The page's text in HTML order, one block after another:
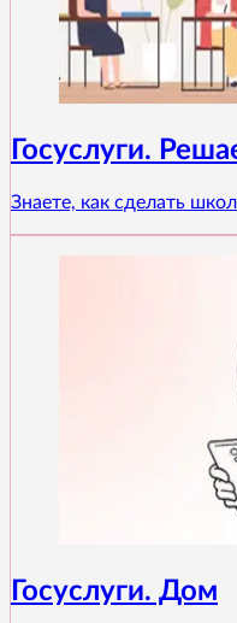
Госуслуги.
Знаете, как сделать
Госуслуги. Дом